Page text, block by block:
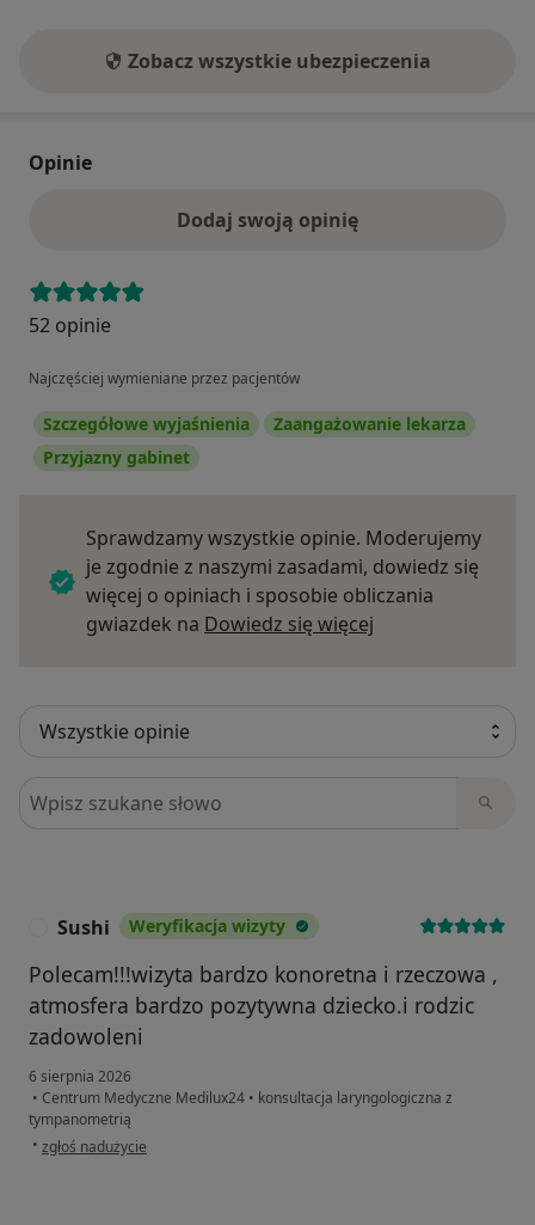
Zobacz wszystkie ubezpieczenia
Opinie
Dodaj swoją opinię
52 opinie
Najczęściej wymieniane przez pacjentów
Szczegółowe wyjaśnienia
Zaangażowanie lekarza
Przyjazny gabinet
Sprawdzamy wszystkie opinie. Moderujemy
je zgodnie z naszymi zasadami, dowiedz się
więcej o opiniach i sposobie obliczania
gwiazdek na Dowiedz się więcej
Szukaj w opiniach
Sushi Weryfikacja wizyty
Polecam!!!wizyta bardzo konoretna i rzeczowa ,
atmosfera bardzo pozytywna dziecko.i rodzic
zadowoleni
6 sierpnia 2026
• Centrum Medyczne Medilux24 • konsultacja laryngologiczna z
tympanometrią
• w opinii użytkownika Sushi
zgłoś nadużycie